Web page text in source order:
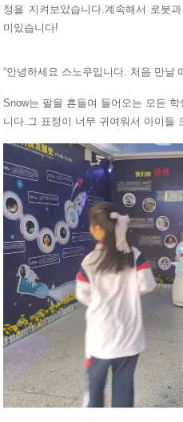
정을 지켜보았습니다.계속해서 로봇
미있습니다!
“안녕하세요 스노우입니다. 처음 만날
Snow는 팔을 흔들며 들어오는 모든
니다.그 표정이 너무 귀여워서 아이들